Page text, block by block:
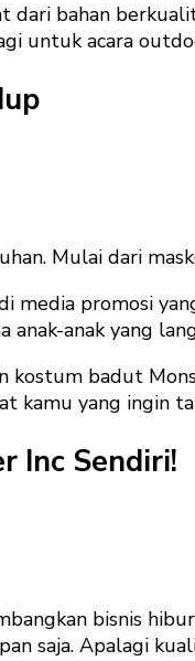
bahan
untuk acara
Mulai dari
media promosi
anak yang
kostum badut
kamu yang ingin
Inc Sendiri!
bisnis
saja. Apalagi